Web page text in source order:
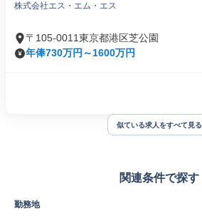
株式会社エス・エム・エス
〒105-0011東京都港区芝公園
年俸730万円～1600万円
似ている求人をすべて見る
関連条件で探す
勤務地